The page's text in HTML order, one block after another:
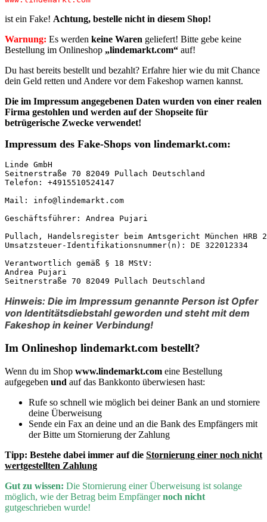
ist ein Fake! Achtung, bestelle nicht in diesem Shop!
Warnung: Es werden keine Waren geliefert! Bitte gebe keine
Bestellung im Onlineshop „lindemarkt.com“ auf!
Du hast bereits bestellt und bezahlt? Erfahre hier wie du mit Chance
dein Geld retten und Andere vor dem Fakeshop warnen kannst.
Die im Impressum angegebenen Daten wurden von einer realen
Firma gestohlen und werden auf der Shopseite für
betrügerische Zwecke verwendet!
Impressum des Fake-Shops von lindemarkt.com:
Linde GmbH
Seitnerstraße 70 82049 Pullach Deutschland
Telefon: +4915510524147
Mail: info@lindemarkt.com
Geschäftsführer: Andrea Pujari
Pullach, Handelsregister beim Amtsgericht München HRB
Umsatzsteuer-Identifikationsnummer(n): DE 322012334
Verantwortlich gemäß § 18 MStV:
Andrea Pujari
Seitnerstraße 70 82049 Pullach Deutschland
Hinweis: Die im Impressum genannte Person ist Opfer
von Identitätsdiebstahl geworden und steht mit dem
Fakeshop in keiner Verbindung!
Im Onlineshop lindemarkt.com bestellt?
Wenn du im Shop www.lindemarkt.com eine Bestellung
aufgegeben und auf das Bankkonto überwiesen hast:
Rufe so schnell wie möglich bei deiner Bank an und storniere
deine Überweisung
Sende ein Fax an deine und an die Bank des Empfängers mit
der Bitte um Stornierung der Zahlung
Tipp: Bestehe dabei immer auf die Stornierung einer noch nicht
wertgestellten Zahlung
Gut zu wissen: Die Stornierung einer Überweisung ist solange
möglich, wie der Betrag beim Empfängernoch nicht
gutgeschrieben wurde!